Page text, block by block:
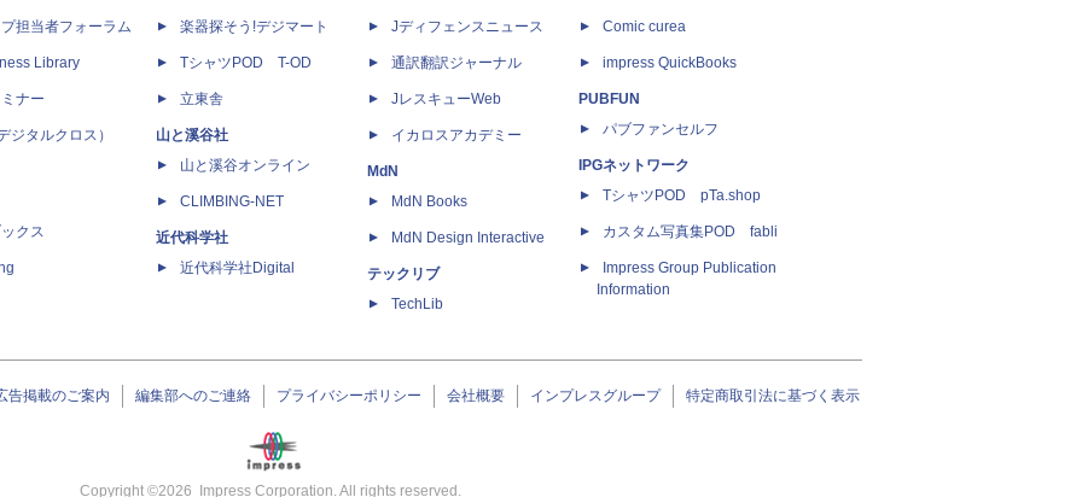
担当者フォーラム
Library
ナー
ジタルクロス）
クス
楽器探そう!デジマート
TシャツPOD T-OD
立東舎
山と溪谷社
山と溪谷オンライン
CLIMBING-NET
近代科学社
近代科学社Digital
Jディフェンスニュース
通訳翻訳ジャーナル
JレスキューWeb
イカロスアカデミー
MdN
MdN Books
MdN Design Interactive
テックリブ
TechLib
Comic curea
impress QuickBooks
PUBFUN
パブファンセルフ
IPGネットワーク
TシャツPOD pTa.shop
カスタム写真集POD fabli
Impress Group Publication
Information
告掲載のご案内 編集部へのご連絡 プライバシーポリシー 会社概要 インプレスグループ 特定商取引法に基づく表示
Copyright ©2026 Impress Corporation. All rights reserved.